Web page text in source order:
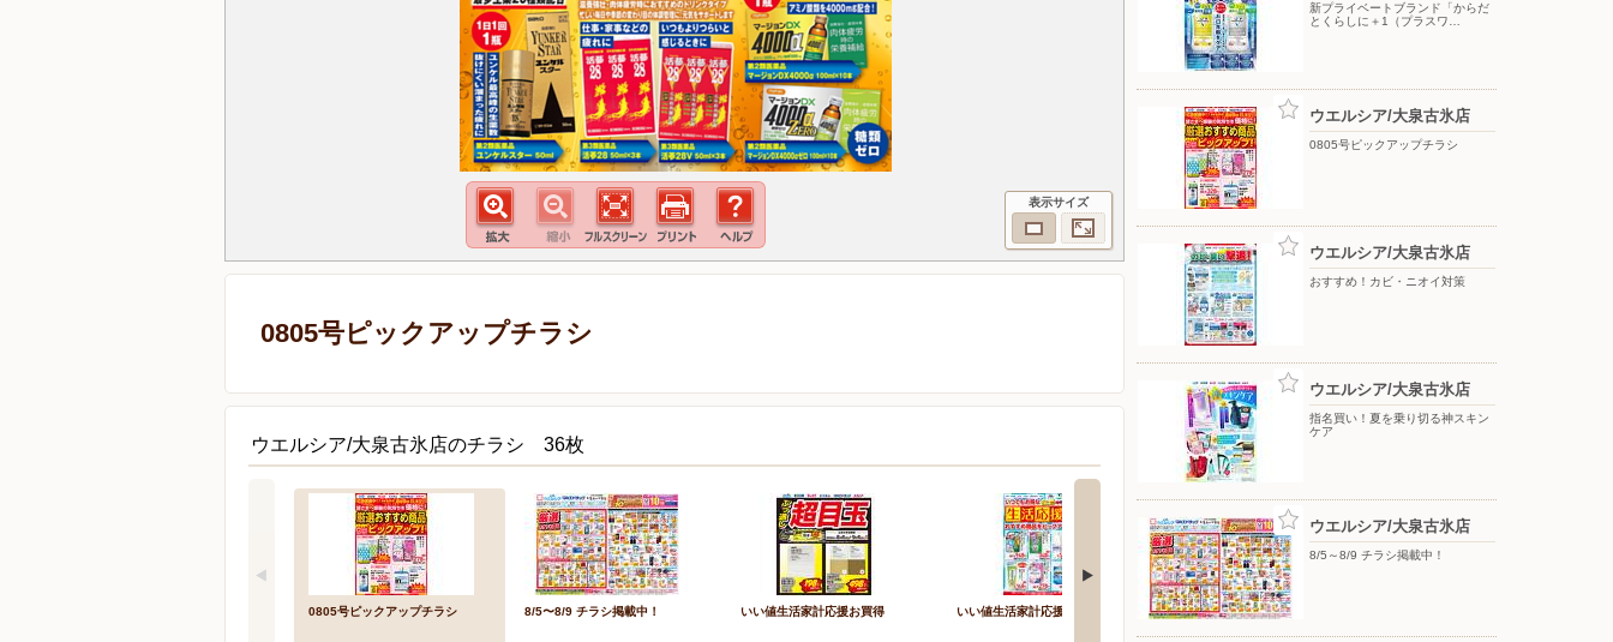
表示サイズ
0805号ピックアップチラシ
ウエルシア/大泉古氷店のチラシ 36枚
0805号ピックアップチラシ 8/5〜8/9 チラシ掲載中！ いい値生活家計応援お買得 いい値生活家計応援お買得 いい値生活家計応援お買得
新プライベートブランド「からだ
とくらしに＋1（プラスワ…
ウエルシア/大泉古氷店
0805号ピックアップチラシ
ウエルシア/大泉古氷店
おすすめ！カビ・ニオイ対策
ウエルシア/大泉古氷店
指名買い！夏を乗り切る神スキン
ケア
ウエルシア/大泉古氷店
8/5～8/9 チラシ掲載中！